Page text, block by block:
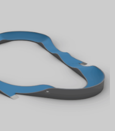
de verre